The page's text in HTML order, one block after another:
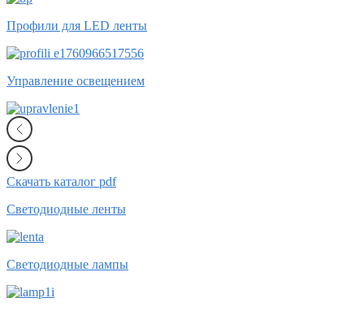
Профили для LED ленты
Управление освещением
Скачать каталог pdf
Светодиодные ленты
Светодиодные лампы